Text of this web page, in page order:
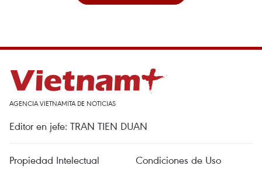
AGENCIA VIETNAMITA DE NOTICIAS
Editor en jefe: TRAN TIEN DUAN
Propiedad Intelectual
Condiciones de Uso